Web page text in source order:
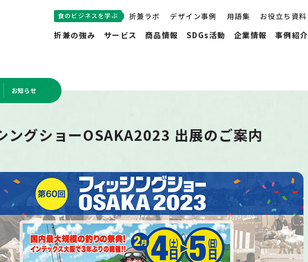
食のビジネスを学ぶ 折兼ラボ デザイン事例 用語集 お役立ち資料
折兼の強み サービス 商品情報 SDGs活動 企業情報 事例紹介
お知らせ
ングショーOSAKA2023 出展のご案内